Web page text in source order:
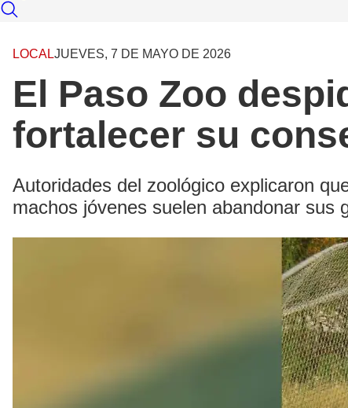
LOCALJUEVES, 7 DE MAYO DE 2026
El Paso Zoo
fortalecer su
Autoridades del zoológico explicaron
machos jóvenes suelen abandonar sus